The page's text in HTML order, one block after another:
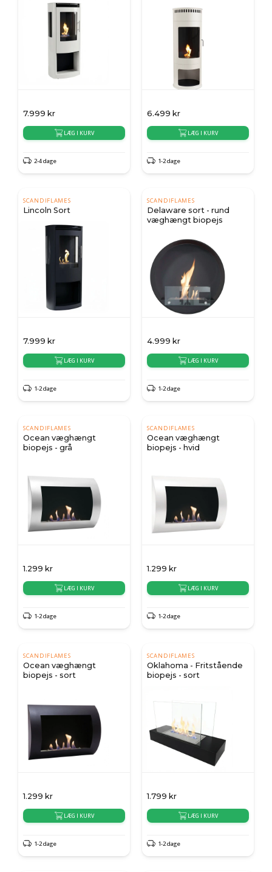
7.999 kr
LÆG I KURV
2-4 dage
6.499 kr
LÆG I KURV
1-2 dage
SCANDIFLAMES
Lincoln Sort
7.999 kr
LÆG I KURV
1-2 dage
SCANDIFLAMES
Delaware sort - rund
væghængt biopejs
4.999 kr
LÆG I KURV
1-2 dage
SCANDIFLAMES
Ocean væghængt
biopejs - grå
1.299 kr
LÆG I KURV
1-2 dage
SCANDIFLAMES
Ocean væghængt
biopejs - hvid
1.299 kr
LÆG I KURV
1-2 dage
SCANDIFLAMES
Ocean væghængt
biopejs - sort
1.299 kr
LÆG I KURV
1-2 dage
SCANDIFLAMES
Oklahoma - Fritstående
biopejs - sort
1.799 kr
LÆG I KURV
1-2 dage